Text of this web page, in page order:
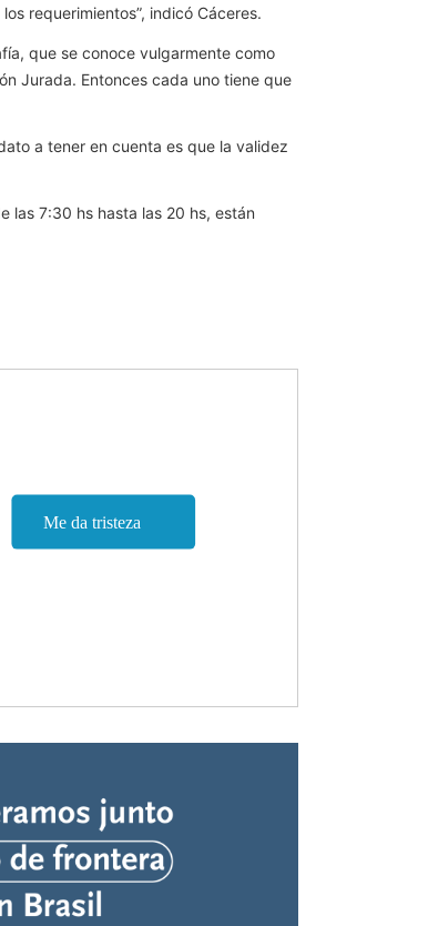
requerimientos”, indicó Cáceres.
que se conoce vulgarmente como
Jurada. Entonces cada uno tiene que
a tener en cuenta es que la validez
las 7:30 hs hasta las 20 hs, están